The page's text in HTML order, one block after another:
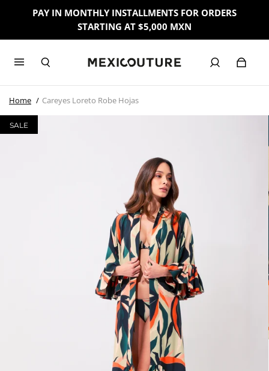
PAY IN MONTHLY INSTALLMENTS FOR ORDERS
STARTING AT $5,000 MXN
Home Careyes Loreto Robe Hojas
SALE